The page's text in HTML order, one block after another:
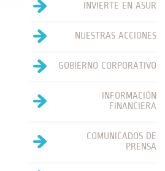
INVIERTE EN ASUR
NUESTRAS ACCIONES
GOBIERNO CORPORATIVO
INFORMACIÓN
FINANCIERA
COMUNICADOS DE
PRENSA